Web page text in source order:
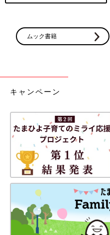
ムック書籍
キャンペーン